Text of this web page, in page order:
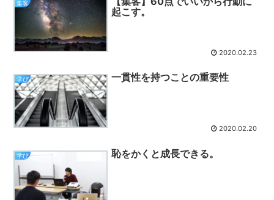
集客
起こす。
2020.02.23
学び 一貫性を持つことの重要性
2020.02.20
学び 恥をかくと成長できる。